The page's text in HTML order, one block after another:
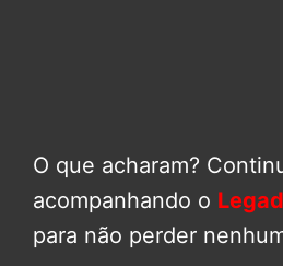
O que acharam?
acompanhando o
para não perder